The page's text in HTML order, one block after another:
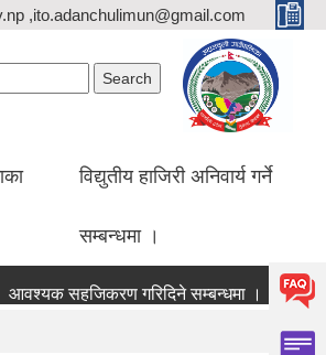
,ito.adanchulimun@gmail.com
विद्युतीय हाजिरी अनिवार्य गर्ने
सम्बन्धमा ।
सहजिकरण गरिदिने सम्बन्धमा ।